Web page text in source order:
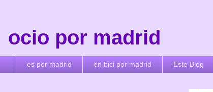
ocio por madrid
es por madrid en bici por madrid Este Blog